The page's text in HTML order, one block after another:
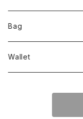
accessory
stationery
Bag
Wallet